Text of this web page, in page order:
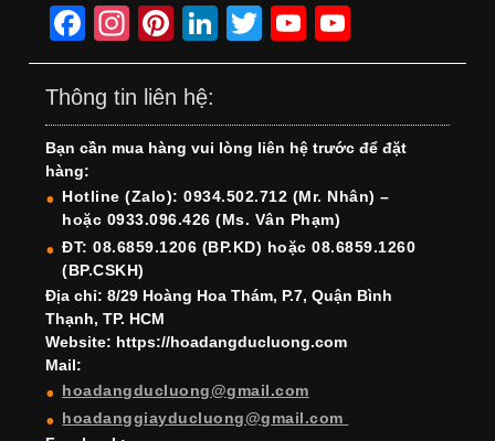
F
a
c
e
b
o
o
k
In
st
a
gr
a
m
Pi
nt
er
e
st
Li
n
e
dI
n
T
wi
er
Y
o
T
u
b
e
o
T
u
b
e
h
Thông tin liên hệ:
Bạn cần mua hàng vui lòng liên hệ trước để đặt
hàng:
Hotline (Zalo): 0934.502.712 (Mr. Nhân) –
hoặc 0933.096.426 (Ms. Vân Phạm)
ĐT: 08.6859.1206 (BP.KD) hoặc 08.6859.1260
(BP.CSKH)
Địa chỉ: 8/29 Hoàng Hoa Thám, P.7, Quận Bình
Thạnh, TP. HCM
Website: https://hoadangducluong.com
Mail:
hoadangducluong@gmail.com
hoadanggiayducluong@gmail.com